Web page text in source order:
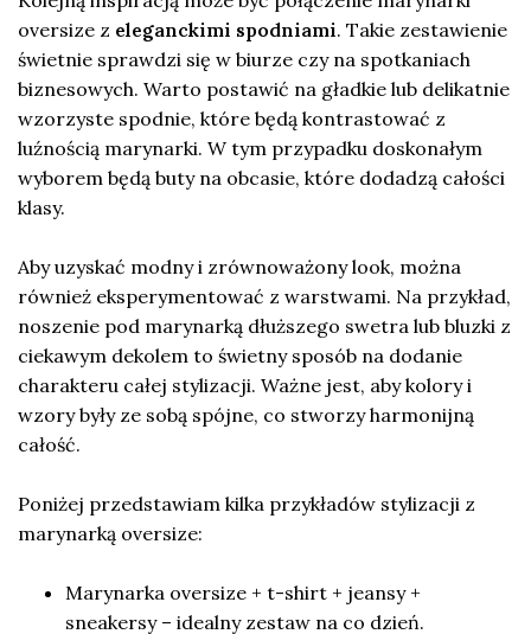
oversize z eleganckimi spodniami. Takie zestawienie
świetnie sprawdzi się w biurze czy na spotkaniach
biznesowych. Warto postawić na gładkie lub delikatnie
wzorzyste spodnie, które będą kontrastować z
luźnością marynarki. W tym przypadku doskonałym
wyborem będą buty na obcasie, które dodadzą całości
klasy.
Aby uzyskać modny i zrównoważony look, można
również eksperymentować z warstwami. Na przykład,
noszenie pod marynarką dłuższego swetra lub bluzki z
ciekawym dekolem to świetny sposób na dodanie
charakteru całej stylizacji. Ważne jest, aby kolory i
wzory były ze sobą spójne, co stworzy harmonijną
całość.
Poniżej przedstawiam kilka przykładów stylizacji z
marynarką oversize:
Marynarka oversize + t-shirt + jeansy +
sneakersy – idealny zestaw na co dzień.